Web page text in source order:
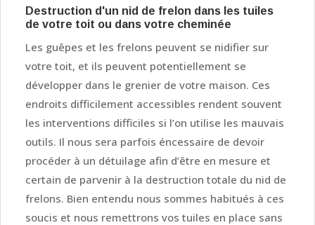
Destruction d'un nid de frelon dans les tuiles
de votre toit ou dans votre cheminée
Les guêpes et les frelons peuvent se nidifier sur
votre toit, et ils peuvent potentiellement se
développer dans le grenier de votre maison. Ces
endroits difficilement accessibles rendent souvent
les interventions difficiles si l’on utilise les mauvais
outils. Il nous sera parfois éncessaire de devoir
procéder à un détuilage afin d’être en mesure et
certain de parvenir à la destruction totale du nid de
frelons. Bien entendu nous sommes habitués à ces
soucis et nous remettrons vos tuiles en place sans